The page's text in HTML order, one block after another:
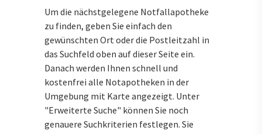
Um die nächstgelegene Notfallapotheke
zu finden, geben Sie einfach den
gewünschten Ort oder die Postleitzahl in
das Suchfeld oben auf dieser Seite ein.
Danach werden Ihnen schnell und
kostenfrei alle Notapotheken in der
Umgebung mit Karte angezeigt. Unter
"Erweiterte Suche" können Sie noch
genauere Suchkriterien festlegen. Sie